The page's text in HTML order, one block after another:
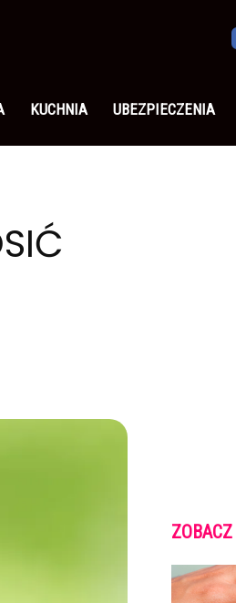
KUCHNIA UBEZPIECZENIA